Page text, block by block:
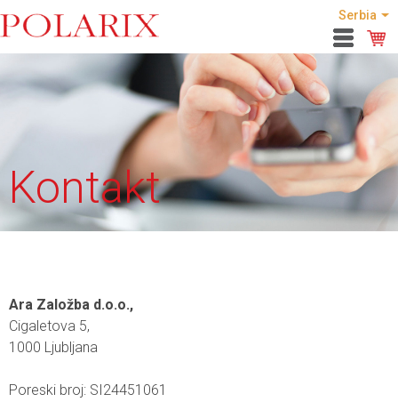
Serbia
Kontakt
Ara Založba d.o.o.,
Cigaletova 5,
1000 Ljubljana
Poreski broj: SI24451061